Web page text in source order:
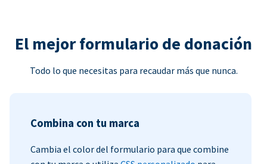
El mejor formulario de donación
Todo lo que necesitas para recaudar más que nunca.
Combina con tu marca
Cambia el color del formulario para que combine